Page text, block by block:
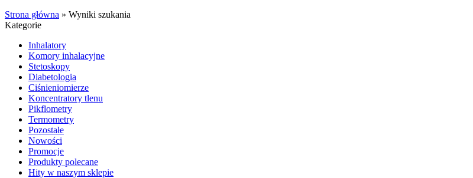
Strona główna » Wyniki szukania
Kategorie
Inhalatory
Komory inhalacyjne
Stetoskopy
Diabetologia
Ciśnieniomierze
Koncentratory tlenu
Pikflometry
Termometry
Pozostałe
Nowości
Promocje
Produkty polecane
Hity w naszym sklepie